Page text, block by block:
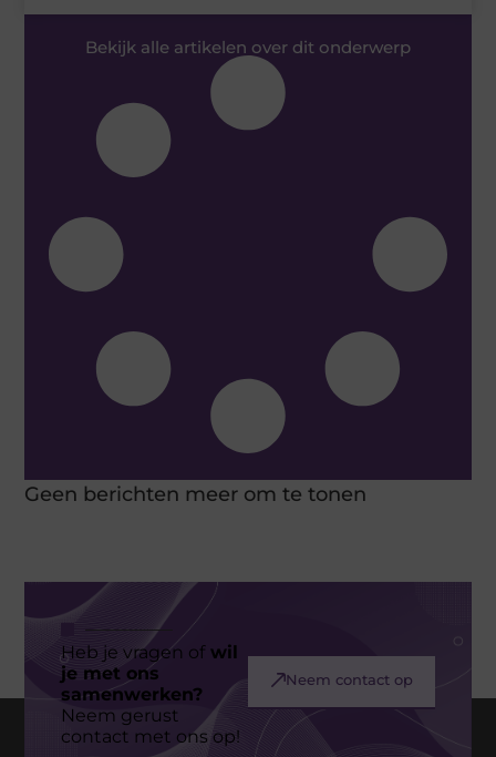
Bekijk alle artikelen over dit onderwerp
Geen berichten meer om te tonen
Heb je vragen ofwil
je met ons
samenwerken?
Neem gerust
contact met ons op!
Neem contact op